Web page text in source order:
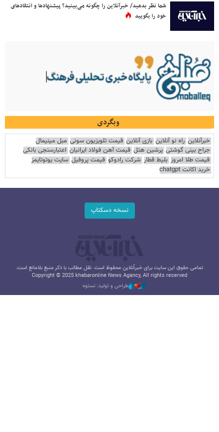
شما نظر بدهید/ خبرآنلاین را چگونه می‌بینید؟ پیشنهادها و انتقادهای
خود را بگویید
وبگردی
خبرآنلاین راه نو آنلاین بازی آنلاین قیمت تلویزیون سونی مبل مینیمال
جراح بینی گوشتی پرشین هتل قیمت آهن فولاد ایرانیان اعتبارسنجی بانکی
قیمت طلا امروز بلیط قطار شرکت رادوکو قیمت پروفیل سایت یوتوتایمز
خرید اکانت chatgpt
نسخه دسکتاپ
تمامی حقوق این سایت برای خبرآنلاین محفوظ است. نقل مطالب با ذکر منبع بلامانع است.
Copyright © 2025 khabaronline News Agancy, All rights reserved
طراحی و تولید: نستوه